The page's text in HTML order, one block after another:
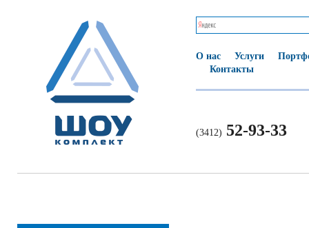
О нас Услуги
Контакты
(3412) 52-93-33